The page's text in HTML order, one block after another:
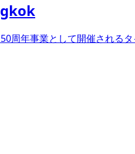
周年事業として開催される